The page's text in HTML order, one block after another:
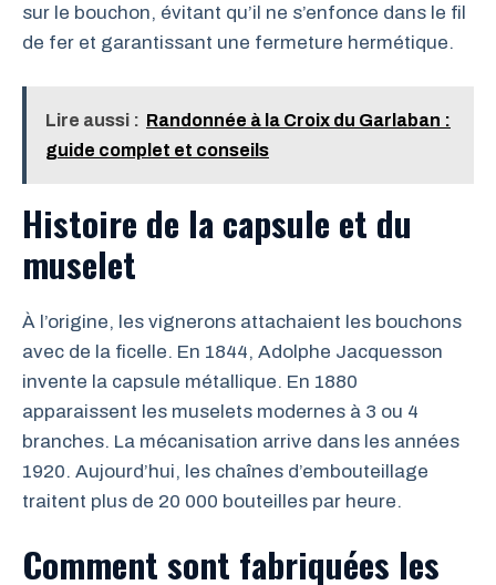
sur le bouchon, évitant qu’il ne s’enfonce dans le fil
de fer et garantissant une fermeture hermétique.
Lire aussi : Randonnée à la Croix du Garlaban :
guide complet et conseils
Histoire de la capsule et du
muselet
À l’origine, les vignerons attachaient les bouchons
avec de la ficelle. En 1844, Adolphe Jacquesson
invente la capsule métallique. En 1880
apparaissent les muselets modernes à 3 ou 4
branches. La mécanisation arrive dans les années
1920. Aujourd’hui, les chaînes d’embouteillage
traitent plus de 20 000 bouteilles par heure.
Comment sont fabriquées les